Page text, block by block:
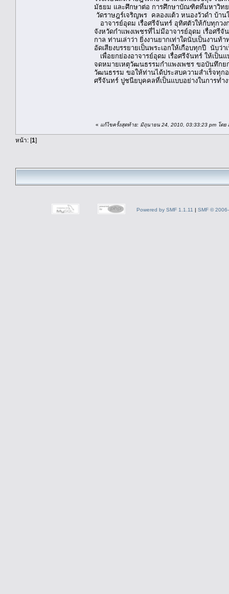
มัธยม และศึกษาต่อ การศึกษาบัณฑิตที่มหาวิทย
วัดราษฎร์เจริญพร คลองแต้ว หนองวัวดำ บ้า
อาจารย์อุดม เรื่อศรีจันทร์ อุทิศตัวให้กับทุกวง
จังหวัดกำแพงเพชรที่ไม่มีอาจารย์อุดม เรื่อศรี
กาล ท่านเล่าว่า ยิ่งงานยากเท่าใดนับเป็นงาน
อัดเสียงบรรยายเป็นพระเอกให้เกือบทุกปี นับว่
เพื่อยกย่องอาจารย์อุดม เรื่อศรีจันทร์ ให้เป็
จดหมายเหตุวัฒนธรรมกำแพงเพชร ขอบันทึกย
วัฒนธรรม ขอให้ท่านได้ประสบความสำเร็จทุก
ศรีจันทร์ ปูชนียบุคคลที่เป็นแบบอย่างในการทำง
« แก้ไขครั้งสุดท้าย: มิถุนายน 24, 2010, 03:33:23 pm โดย
หน้า: [1]
Powered by SMF 1.1.11 | SMF ©